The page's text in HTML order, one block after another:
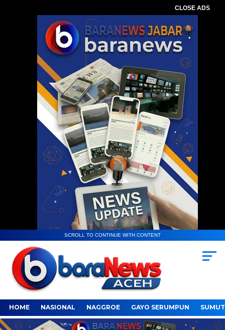
CLOSE ADS
SCROLL TO CONTINUE WITH CONTENT
HOME NASIONAL NAGGROE GAYO SERUMPUN SUMUT